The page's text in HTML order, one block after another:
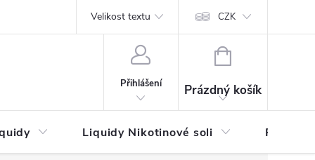
Reklamační řád Vrácení zboží a reklamace
Velikost textu CZK
Přihlášení
NÁKUPNÍ
Prázdný košík
Liquidy Nikotinové soli